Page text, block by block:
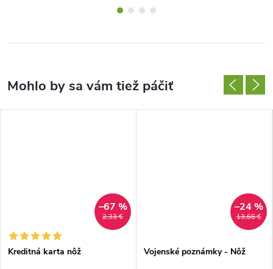
2,33 €
–67 %
Kreditná karta nôž
13,66 €
–24 %
Vojenské poznámky - Nôž